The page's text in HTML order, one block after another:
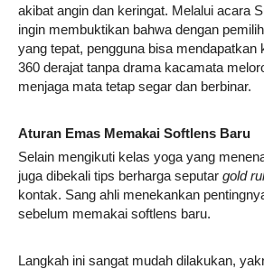
akibat angin dan keringat. Melalui acara
ingin membuktikan bahwa dengan
yang tepat, pengguna bisa mendapatkan
360 derajat tanpa drama kacamata
menjaga mata tetap segar dan berbinar.
Aturan Emas Memakai Softlens Baru
Selain mengikuti kelas yoga yang
juga dibekali tips berharga seputar gold
kontak. Sang ahli menekankan
sebelum memakai softlens baru.
Langkah ini sangat mudah dilakukan,